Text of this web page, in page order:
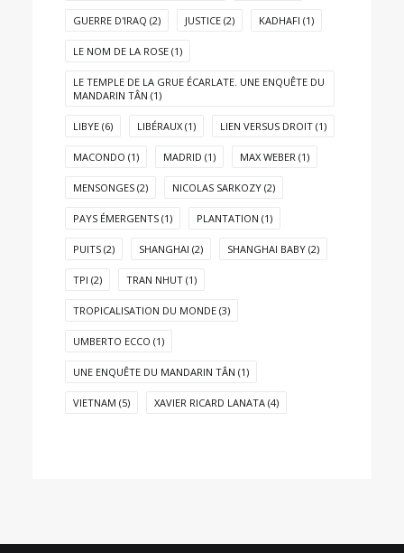
GUERRE D'IRAQ (2) JUSTICE (2) KADHAFI (1)
LE NOM DE LA ROSE (1)
LE TEMPLE DE LA GRUE ÉCARLATE. UNE ENQUÊTE DU
MANDARIN TÂN (1)
LIBYE (6) LIBÉRAUX (1) LIEN VERSUS DROIT (1)
MACONDO (1) MADRID (1) MAX WEBER (1)
MENSONGES (2) NICOLAS SARKOZY (2)
PAYS ÉMERGENTS (1) PLANTATION (1)
PUITS (2) SHANGHAI (2) SHANGHAI BABY (2)
TPI (2) TRAN NHUT (1)
TROPICALISATION DU MONDE (3)
UMBERTO ECCO (1)
UNE ENQUÊTE DU MANDARIN TÂN (1)
VIETNAM (5) XAVIER RICARD LANATA (4)